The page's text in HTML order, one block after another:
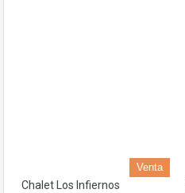
Venta
Chalet Los Infiernos